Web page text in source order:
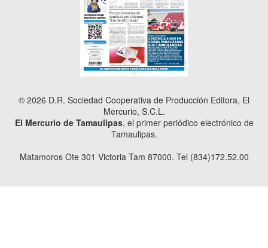
© 2026 D.R. Sociedad Cooperativa de Producción Editora, El
Mercurio, S.C.L.
El Mercurio de Tamaulipas, el primer periódico electrónico de
Tamaulipas.
Matamoros Ote 301 Victoria Tam 87000. Tel (834)172.52.00